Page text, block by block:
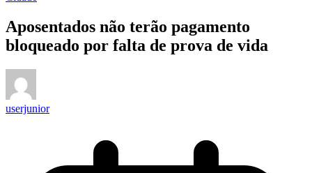
Aposentados não terão pagamento
bloqueado por falta de prova de vida
userjunior